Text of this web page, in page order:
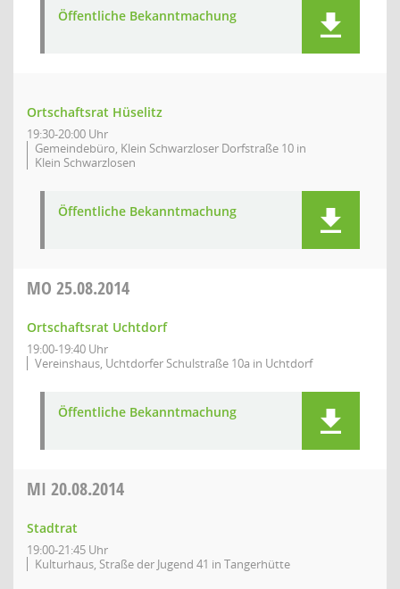
Öffentliche Bekanntmachung
Ortschaftsrat Hüselitz
19:30-20:00 Uhr
Gemeindebüro, Klein Schwarzloser Dorfstraße 10 in
Klein Schwarzlosen
Öffentliche Bekanntmachung
MO 25.08.2014
Ortschaftsrat Uchtdorf
19:00-19:40 Uhr
Vereinshaus, Uchtdorfer Schulstraße 10a in Uchtdorf
Öffentliche Bekanntmachung
MI 20.08.2014
Stadtrat
19:00-21:45 Uhr
Kulturhaus, Straße der Jugend 41 in Tangerhütte